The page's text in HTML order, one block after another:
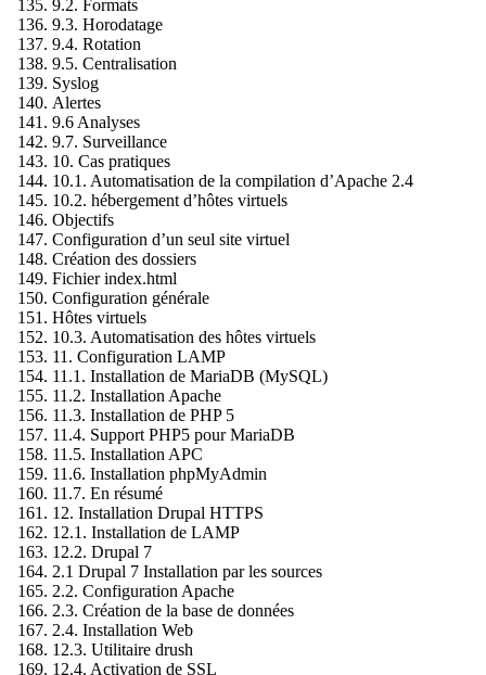
9.2. Formats
9.3. Horodatage
9.4. Rotation
9.5. Centralisation
Syslog
Alertes
9.6 Analyses
9.7. Surveillance
10. Cas pratiques
10.1. Automatisation de la compilation d’Apache 2.4
10.2. hébergement d’hôtes virtuels
Objectifs
Configuration d’un seul site virtuel
Création des dossiers
Fichier index.html
Configuration générale
Hôtes virtuels
10.3. Automatisation des hôtes virtuels
11. Configuration LAMP
11.1. Installation de MariaDB (MySQL)
11.2. Installation Apache
11.3. Installation de PHP 5
11.4. Support PHP5 pour MariaDB
11.5. Installation APC
11.6. Installation phpMyAdmin
11.7. En résumé
12. Installation Drupal HTTPS
12.1. Installation de LAMP
12.2. Drupal 7
2.1 Drupal 7 Installation par les sources
2.2. Configuration Apache
2.3. Création de la base de données
2.4. Installation Web
12.3. Utilitaire drush
12.4. Activation de SSL